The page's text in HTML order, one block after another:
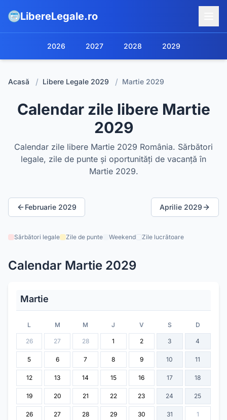
LibereLegale.ro
2026 2027 2028 2029
Acasă / Libere Legale 2029 / Martie 2029
Calendar zile libere Martie
2029
Calendar zile libere Martie 2029 România. Sărbători
legale, zile de punte și oportunități de vacanță în
Martie 2029.
Februarie 2029 Aprilie 2029
Sărbători legale Zile de punte Weekend Zile lucrătoare
Calendar Martie 2029
Martie
L M M J V S D
26 27 28 1 2 3 4
5 6 7 8 9 10 11
12 13 14 15 16 17 18
19 20 21 22 23 24 25
26 27 28 29 30 31 1